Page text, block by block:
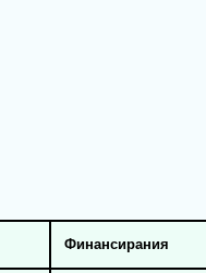
Финансирания